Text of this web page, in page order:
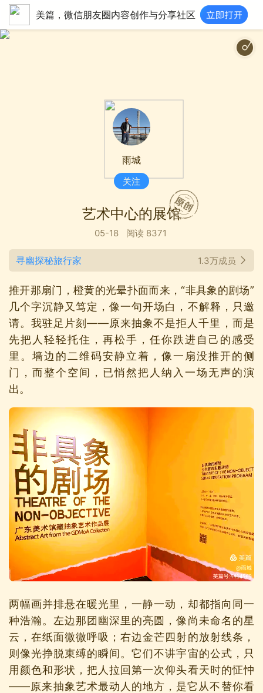
美篇，微信朋友圈内容创作与分享社区
雨城
关注
艺术中心的展馆
05-18 阅读 8371
寻幽探秘旅行家 1.3万成员
推开那扇门，橙黄的光晕扑面而来，“非具象的剧场”
几个字沉静又笃定，像一句开场白，不解释，只邀
请。我驻足片刻——原来抽象不是拒人千里，而是
先把人轻轻托住，再松手，任你跌进自己的感受
里。墙边的二维码安静立着，像一扇没推开的侧
门，而整个空间，已悄然把人纳入一场无声的演
出。
两幅画并排悬在暖光里，一静一动，却都指向同一
种浩瀚。左边那团幽深里的亮圆，像尚未命名的星
云，在纸面微微呼吸；右边金芒四射的放射线条，
则像光挣脱束缚的瞬间。它们不讲宇宙的公式，只
用颜色和形状，把人拉回第一次仰头看天时的怔忡
——原来抽象艺术最动人的地方，是它从不替你看
静